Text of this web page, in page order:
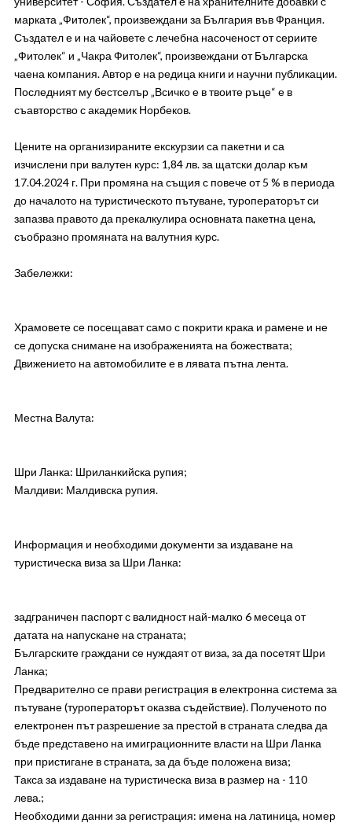
марката „Фитолек“, произвеждани за България във Франция.
Създател е и на чайовете с лечебна насоченост от сериите
„Фитолек“ и „Чакра Фитолек“, произвеждани от Българска
чаена компания. Автор е на редица книги и научни публикации.
Последният му бестселър „Всичко е в твоите ръце“ е в
съавторство с академик Норбеков.
Цените на организираните екскурзии са пакетни и са
изчислени при валутен курс: 1,84 лв. за щатски долар към
17.04.2024 г. При промяна на същия с повече от 5 % в периода
до началото на туристическото пътуване, туроператорът си
запазва правото да прекалкулира основната пакетна цена,
съобразно промяната на валутния курс.
Забележки:
Храмовете се посещават само с покрити крака и рамене и не
се допуска снимане на изображенията на божествата;
Движението на автомобилите е в лявата пътна лента.
Местна Валута:
Шри Ланка: Шриланкийска рупия;
Малдиви: Малдивска рупия.
Информация и необходими документи за издаване на
туристическа виза за Шри Ланка:
задграничен паспорт с валидност най-малко 6 месеца от
датата на напускане на страната;
Българските граждани се нуждаят от виза, за да посетят Шри
Ланка;
Предварително се прави регистрация в електронна система за
пътуване (туроператорът оказва съдействие). Полученото по
електронен път разрешение за престой в страната следва да
бъде представено на имиграционните власти на Шри Ланка
при пристигане в страната, за да бъде положена виза;
Такса за издаване на туристическа виза в размер на - 110
лева.;
Необходими данни за регистрация: имена на латиница, номер